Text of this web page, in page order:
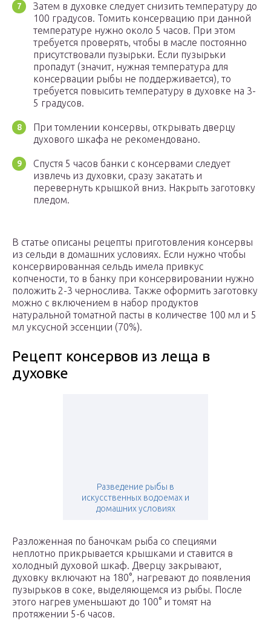
Затем в духовке следует снизить температуру до
100 градусов. Томить консервацию при данной
температуре нужно около 5 часов. При этом
требуется проверять, чтобы в масле постоянно
присутствовали пузырьки. Если пузырьки
пропадут (значит, нужная температура для
консервации рыбы не поддерживается), то
требуется повысить температуру в духовке на 3-
5 градусов.
При томлении консервы, открывать дверцу
духового шкафа не рекомендовано.
Спустя 5 часов банки с консервами следует
извлечь из духовки, сразу закатать и
перевернуть крышкой вниз. Накрыть заготовку
пледом.
В статье описаны рецепты приготовления консервы
из сельди в домашних условиях. Если нужно чтобы
консервированная сельдь имела привкус
копчености, то в банку при консервировании нужно
положить 2-3 чернослива. Также оформить заготовку
можно с включением в набор продуктов
натуральной томатной пасты в количестве 100 мл и 5
мл уксусной эссенции (70%).
Рецепт консервов из леща в
духовке
Разведение рыбы в
искусственных водоемах и
домашних условиях
Разложенная по баночкам рыба со специями
неплотно прикрывается крышками и ставится в
холодный духовой шкаф. Дверцу закрывают,
духовку включают на 180°, нагревают до появления
пузырьков в соке, выделяющемся из рыбы. После
этого нагрев уменьшают до 100° и томят на
протяжении 5-6 часов.